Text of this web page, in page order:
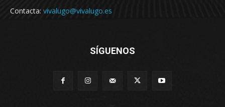
Contacta: vivalugo@vivalugo.es
SÍGUENOS